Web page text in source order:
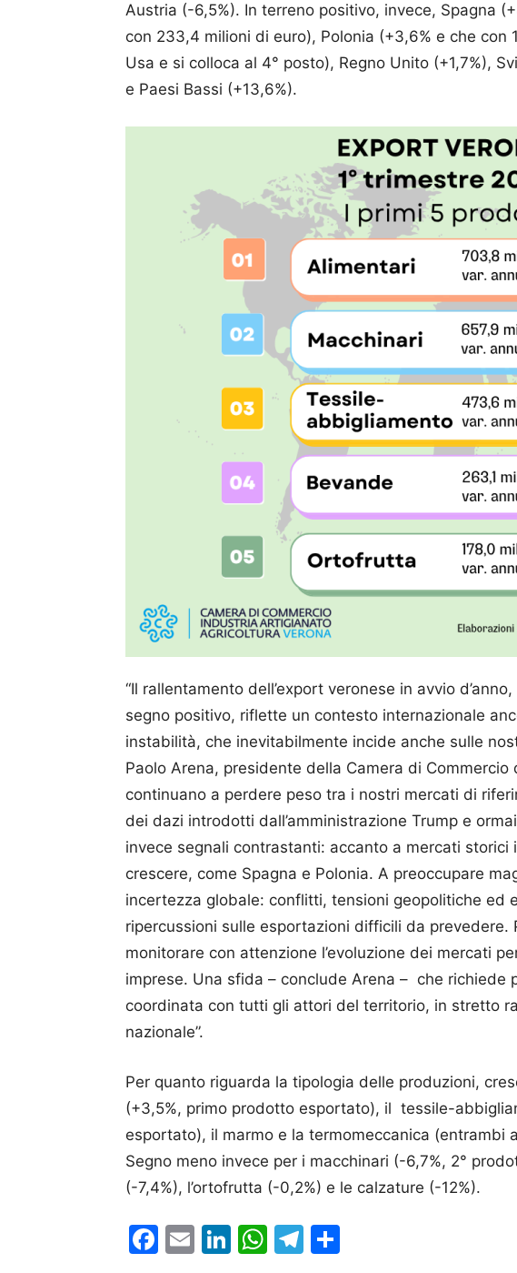
Austria (-6,5%). In terreno positivo, invece, Spagna
con 233,4 milioni di euro), Polonia (+3,6% e che con
Usa e si colloca al 4° posto), Regno Unito (+1,7%),
e Paesi Bassi (+13,6%).
“Il rallentamento dell’export veronese in avvio
segno positivo, riflette un contesto internazionale
instabilità, che inevitabilmente incide anche sulle
Paolo Arena, presidente della Camera di Commercio
continuano a perdere peso tra i nostri mercati di
dei dazi introdotti dall’amministrazione Trump e
invece segnali contrastanti: accanto a mercati
crescere, come Spagna e Polonia. A preoccupare
incertezza globale: conflitti, tensioni geopolitiche ed
ripercussioni sulle esportazioni difficili da prevedere.
monitorare con attenzione l’evoluzione dei mercati
imprese. Una sfida – conclude Arena – che richiede
coordinata con tutti gli attori del territorio, in stretto
nazionale”.
Per quanto riguarda la tipologia delle produzioni,
(+3,5%, primo prodotto esportato), il tessile-
esportato), il marmo e la termomeccanica (entrambi
Segno meno invece per i macchinari (-6,7%, 2°
(-7,4%), l’ortofrutta (-0,2%) e le calzature (-12%).
Facebook
EmailLinkedIn
WhatsApp
Telegram